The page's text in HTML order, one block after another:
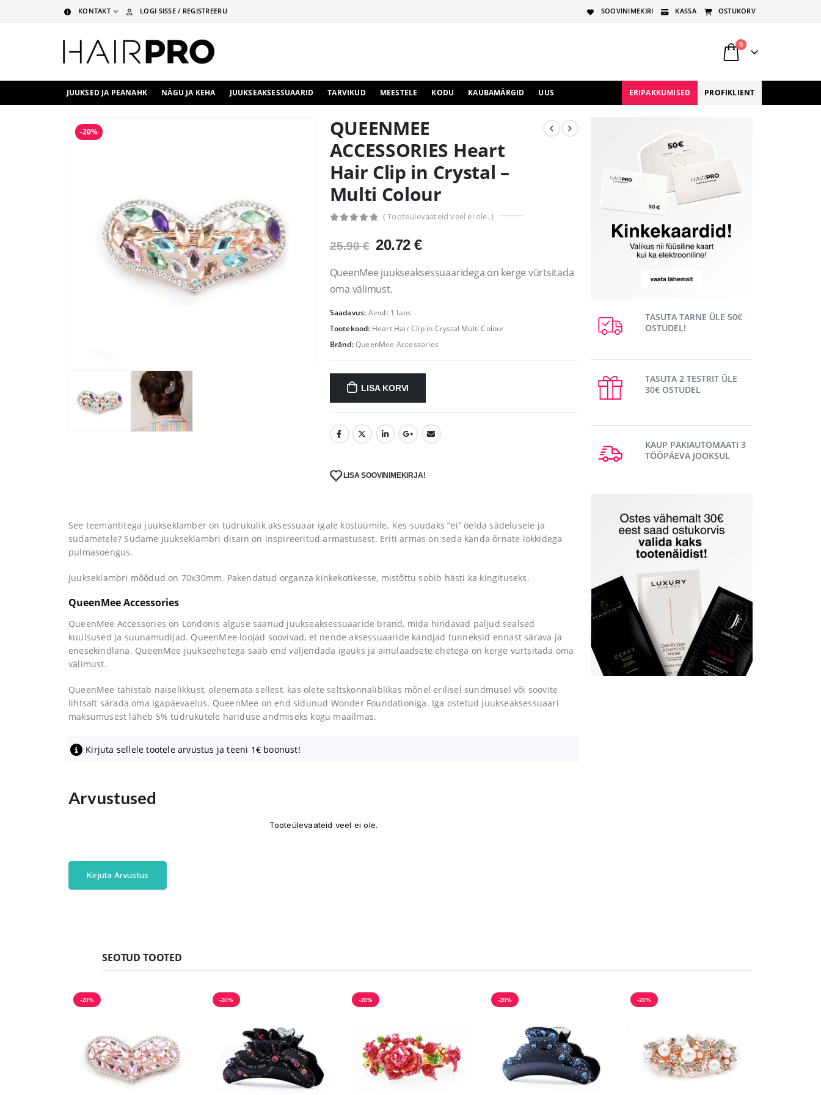
KONTAKT LOGI SISSE / REGISTREERU SOOVINIMEKIRI KASSA OSTUKORV
0
JUUKSED JA PEANAHK NÄGU JA KEHA JUUKSEAKSESSUAARID TARVIKUD MEESTELE KODU KAUBAMÄRGID UUS ERIPAKKUMISED PROFIKLIENT
-20%
QUEENMEE
ACCESSORIES Heart
Hair Clip in Crystal –
Multi Colour
( Tooteülevaateid veel ei ole. )
25.90€ Algne
oli:
25.90 €.
20.72€Praegune
on:
QueenMee juukseaksessuaaridega on kerge vürtsitada
oma välimust.
Saadavus: Ainult 1 laos
Tootekood: Heart Hair Clip in Crystal Multi Colour
Bränd:QueenMee Accessories
LISA KORVI
LISA SOOVINIMEKIRJA!
See teemantitega juukseklamber on tüdrukulik aksessuaar igale kostüümile. Kes suudaks “ei” öelda sädelusele ja
südametele? Südame juukseklambri disain on inspireeritud armastusest. Eriti armas on seda kanda õrnate lokkidega
pulmasoengus.
Juukseklambri mõõdud on 70x30mm. Pakendatud organza kinkekotikesse, mistõttu sobib hästi ka kingituseks.
QueenMee Accessories
QueenMee Accessories on Londonis alguse saanud juukseaksessuaaride bränd, mida hindavad paljud sealsed
kuulsused ja suunamudijad. QueenMee loojad soovivad, et nende aksessuaaride kandjad tunneksid ennast särava ja
enesekindlana. QueenMee juukseehetega saab end väljendada igaüks ja ainulaadsete ehetega on kerge vürtsitada oma
välimust.
QueenMee tähistab naiselikkust, olenemata sellest, kas olete seltskonnaliblikas mõnel erilisel sündmusel või soovite
lihtsalt särada oma igapäevaelus. QueenMee on end sidunud Wonder Foundationiga. Iga ostetud juukseaksessuaari
maksumusest läheb 5% tüdrukutele hariduse andmiseks kogu maailmas.
Kirjuta sellele tootele arvustus ja teeni 1€ boonust!
Arvustused
Tooteülevaateid veel ei ole.
Kirjuta Arvustus
TASUTA TARNE ÜLE 50€
OSTUDEL!
TASUTA 2 TESTRIT ÜLE
30€ OSTUDEL
KAUP PAKIAUTOMAATI 3
TÖÖPÄEVA JOOKSUL
SEOTUD TOOTED
-20% -20% -20% -20% -20%